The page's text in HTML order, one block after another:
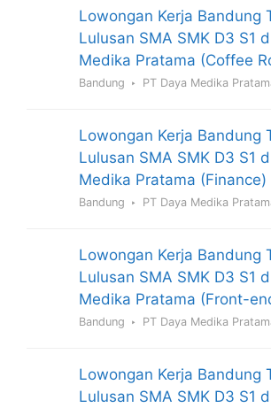
Lowongan Kerja Bandung
Lulusan SMA SMK D3 S1
Medika Pratama (Coffee
Bandung PT Daya Medika
Lowongan Kerja Bandung
Lulusan SMA SMK D3 S1
Medika Pratama (Finance)
Bandung PT Daya Medika
Lowongan Kerja Bandung
Lulusan SMA SMK D3 S1
Medika Pratama (Front-
Bandung PT Daya Medika
Lowongan Kerja Bandung
Lulusan SMA SMK D3 S1